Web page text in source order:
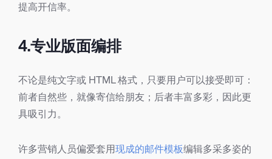
提高开信率。
4.专业版面编排
不论是纯文字或 HTML 格式，只要用户可以接受即可：
前者自然些，就像寄信给朋友；后者丰富多彩，因此更
具吸引力。
许多营销人员偏爱套用现成的邮件模板编辑多采多姿的